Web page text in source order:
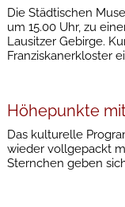
Die Städtischen
um 15.00 Uhr, zu
Lausitzer Gebirge.
Franziskanerkloster
Höhepunkte
Das kulturelle
wieder vollgepackt
Sternchen geben